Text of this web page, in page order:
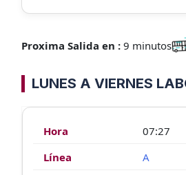
Proxima Salida en : 9 minutos
LUNES A VIERNES
07:27
A